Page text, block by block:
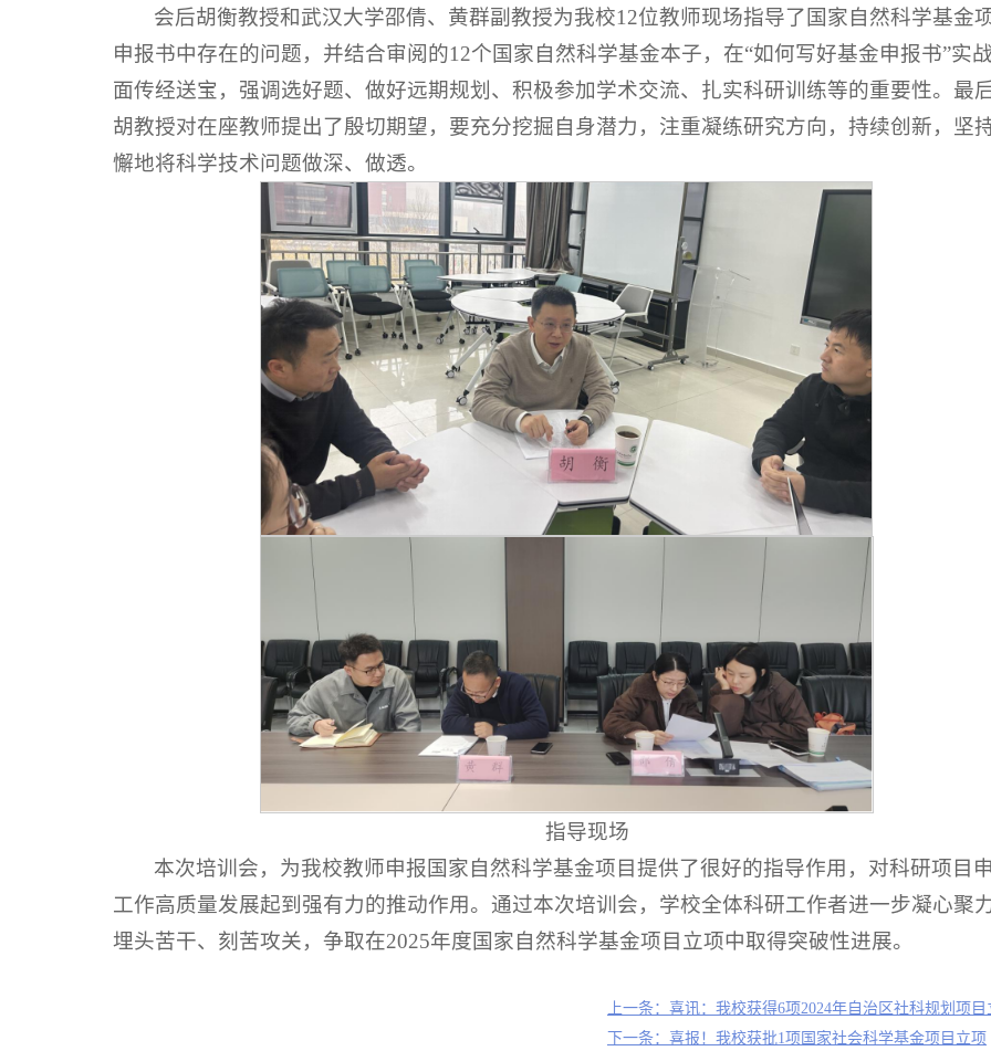
会后胡衡教授和武汉大学邵倩、黄群副教授为我校12位教师现场指导了国家自然科学基金
申报书中存在的问题，并结合审阅的12个国家自然科学基金本子，在“如何写好基金申报书”实
面传经送宝，强调选好题、做好远期规划、积极参加学术交流、扎实科研训练等的重要性。最后
胡教授对在座教师提出了殷切期望，要充分挖掘自身潜力，注重凝练研究方向，持续创新，坚
懈地将科学技术问题做深、做透。
指导现场
本次培训会，为我校教师申报国家自然科学基金项目提供了很好的指导作用，对科研项目
工作高质量发展起到强有力的推动作用。通过本次培训会，学校全体科研工作者进一步凝心聚力
埋头苦干、刻苦攻关，争取在2025年度国家自然科学基金项目立项中取得突破性进展。
上一条：喜讯：我校获得6项2024年自治区社科规划项目
下一条：喜报！我校获批1项国家社会科学基金项目立项